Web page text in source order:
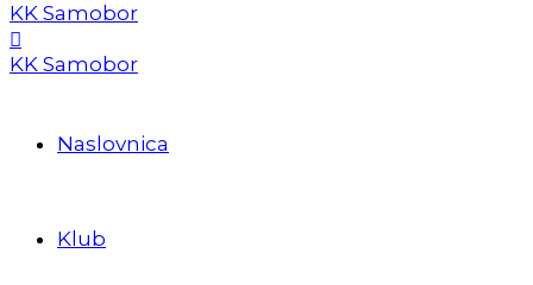
KK Samobor
KK Samobor
Naslovnica
Klub